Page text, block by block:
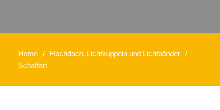
Home
Flachdach, Lichtkuppeln und Lichtbänder
Schaffart